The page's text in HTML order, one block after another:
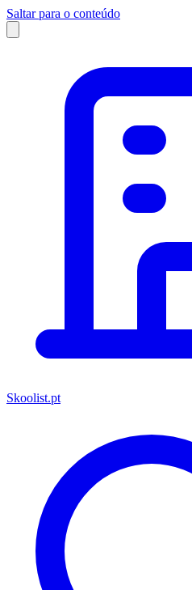
Saltar para o conteúdo
Skoolist.pt